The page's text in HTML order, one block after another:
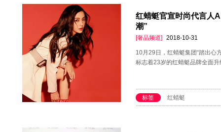
红蜻蜓官宣时尚代言人
潮”
[奢品频道] 2018-10-31
10月29日，红蜻蜓集团“踏出心
标志着23岁的红蜻蜓品牌全面升
标签 红蜻蜓